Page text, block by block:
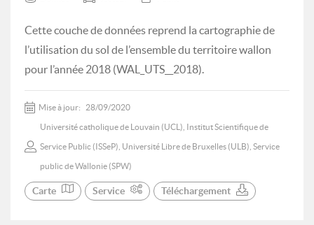
Cette couche de données reprend la cartographie de
l’utilisation du sol de l’ensemble du territoire wallon
pour l’année 2018 (WAL_UTS__2018).
Mise à jour: 28/09/2020
Université catholique de Louvain (UCL), Institut Scientifique de
Service Public (ISSeP), Université Libre de Bruxelles (ULB), Service
public de Wallonie (SPW)
Carte Service Téléchargement